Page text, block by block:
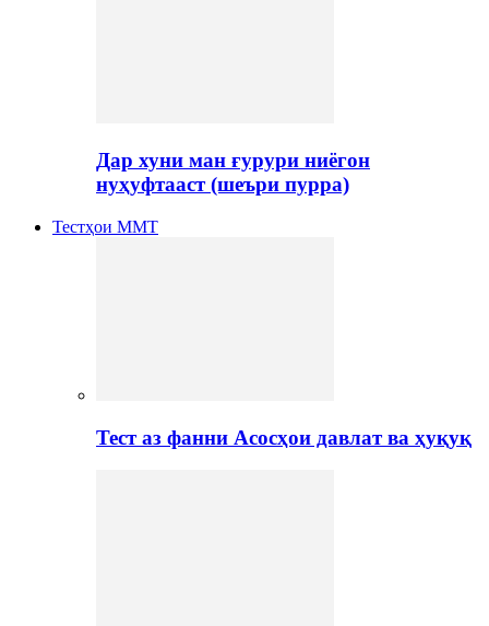
Дар хуни ман ғурури ниёгон
нуҳуфтааст (шеъри пурра)
Тестҳои ММТ
Тест аз фанни Асосҳои давлат ва ҳуқуқ